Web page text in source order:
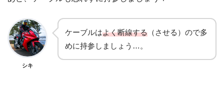
シキ
ケーブルはよく断線する （させる）ので多
めに持参しましょう…。